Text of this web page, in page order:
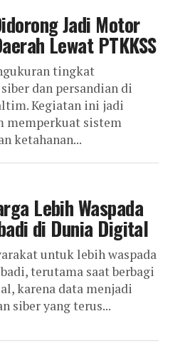
Jadi Motor
Lewat PTKKSS
tingkat
dan persandian di
Kegiatan ini jadi
memperkuat sistem
ketahanan...
Lebih Waspada
di Dunia Digital
untuk lebih waspada
terutama saat berbagi
karena data menjadi
siber yang terus...